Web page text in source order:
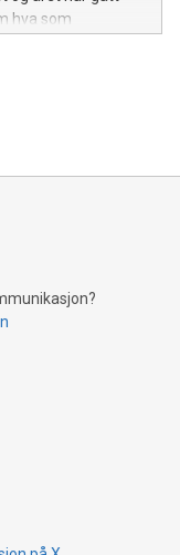
hva som